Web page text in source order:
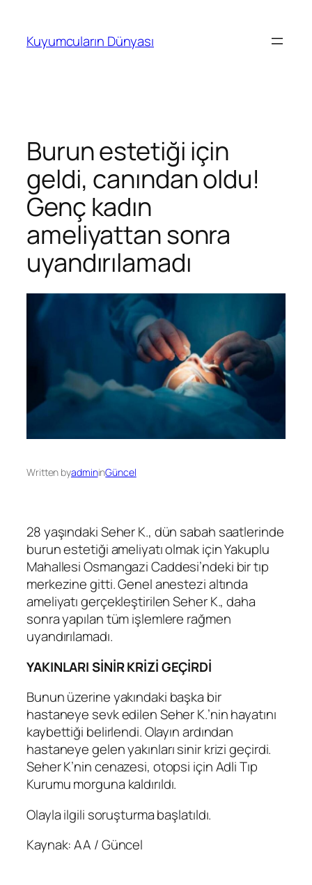
Kuyumcuların Dünyası
Burun estetiği için
geldi, canından oldu!
Genç kadın
ameliyattan sonra
uyandırılamadı
Written byadmininGüncel
28 yaşındaki Seher K., dün sabah saatlerinde
burun estetiği ameliyatı olmak için Yakuplu
Mahallesi Osmangazi Caddesi’ndeki bir tıp
merkezine gitti. Genel anestezi altında
ameliyatı gerçekleştirilen Seher K., daha
sonra yapılan tüm işlemlere rağmen
uyandırılamadı.
YAKINLARI SİNİR KRİZİ GEÇİRDİ
Bunun üzerine yakındaki başka bir
hastaneye sevk edilen Seher K.’nin hayatını
kaybettiği belirlendi. Olayın ardından
hastaneye gelen yakınları sinir krizi geçirdi.
Seher K’nin cenazesi, otopsi için Adli Tıp
Kurumu morguna kaldırıldı.
Olayla ilgili soruşturma başlatıldı.
Kaynak: AA / Güncel